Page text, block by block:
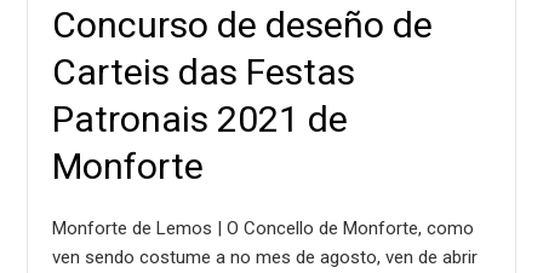
Concurso de deseño de
Carteis das Festas
Patronais 2021 de
Monforte
Monforte de Lemos | O Concello de Monforte, como
ven sendo costume a no mes de agosto, ven de abrir